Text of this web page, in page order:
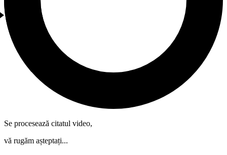
Se procesează citatul video,
vă rugăm așteptați...